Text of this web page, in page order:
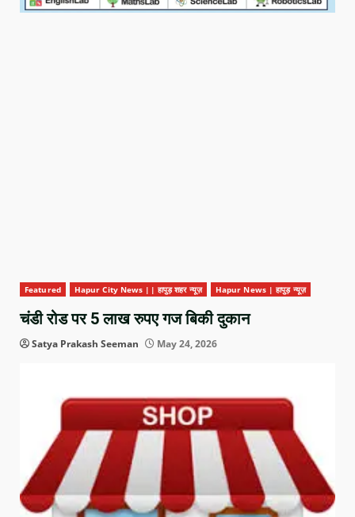
Featured Hapur City News || हापुड़ शहर न्यूज़ Hapur News | हापुड़ न्यूज़
चंडी रोड पर 5 लाख रुपए गज बिकी दुकान
Satya Prakash Seeman May 24, 2026